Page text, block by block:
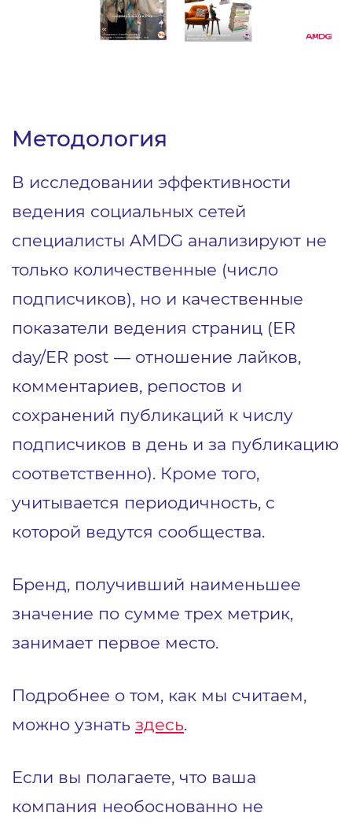
Методология
В исследовании эффективности
ведения социальных сетей
специалисты AMDG анализируют не
только количественные (число
подписчиков), но и качественные
показатели ведения страниц (ER
day/ER post — отношение лайков,
комментариев, репостов и
сохранений публикаций к числу
подписчиков в день и за публикацию
соответственно). Кроме того,
учитывается периодичность, с
которой ведутся сообщества.
Бренд, получивший наименьшее
значение по сумме трех метрик,
занимает первое место.
Подробнее о том, как мы считаем,
можно узнать здесь.
Если вы полагаете, что ваша
компания необоснованно не